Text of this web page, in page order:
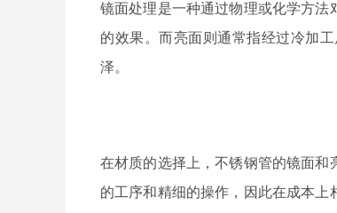
镜面处理是一种通过物理或化学方
的效果。而亮面则通常指经过冷加
泽。
在材质的选择上，不锈钢管的镜面
的工序和精细的操作，因此在成本